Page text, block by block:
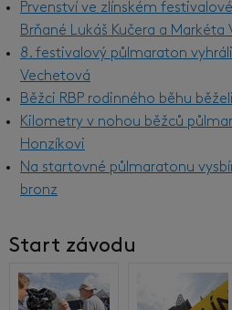
Prvenství ve zlínském
Brňané Lukáš Kučera a Markéta
8. festivalový půlmaraton
Vechetová
Běžci RBP rodinného běhu
Kilometry v nohou běžců
Honzíkovi
Na startovné půlmaratonu
bronz
Start závodu